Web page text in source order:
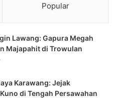
Popular
Lawang: Gapura Megah
Majapahit di Trowulan
Karawang: Jejak
di Tengah Persawahan